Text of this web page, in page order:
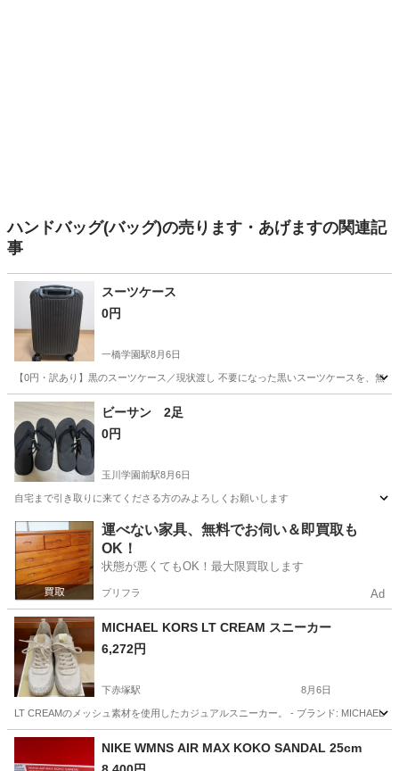
ハンドバッグ(バッグ)の売ります・あげますの関連記
事
スーツケース
0円
一橋学園駅8月6日
【0円・訳あり】黒のスーツケース／現状渡し 不要になった黒いスーツケースを、無
東京 小平市 一橋学園駅
ビーサン 2足
0円
玉川学園前駅8月6日
自宅まで引き取りに来てくださる方のみよろしくお願いします
東京 町田市 玉川学園前駅 靴
運べない家具、無料でお伺い＆即買取も
OK！
状態が悪くてもOK！最大限買取します
プリフラ Ad
MICHAEL KORS LT CREAM スニーカー
6,272円
下赤塚駅 8月6日
LT CREAMのメッシュ素材を使用したカジュアルスニーカー。 - ブランド: MICHAEL
東京 練馬区
NIKE WMNS AIR MAX KOKO SANDAL 25cm